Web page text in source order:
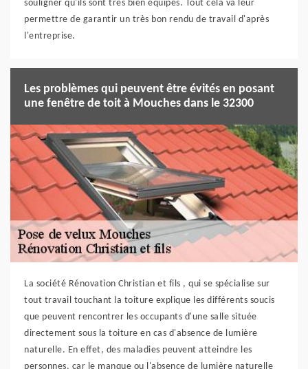
souligner qu'ils sont très bien équipés. Tout cela va leur
permettre de garantir un très bon rendu de travail d'après
l'entreprise.
Les problèmes qui peuvent être évités en posant
une fenêtre de toit à Mouches dans le 32300
La société Rénovation Christian et fils , qui se spécialise sur
tout travail touchant la toiture explique les différents soucis
que peuvent rencontrer les occupants d'une salle située
directement sous la toiture en cas d'absence de lumière
naturelle. En effet, des maladies peuvent atteindre les
personnes, car le manque ou l'absence de lumière naturelle